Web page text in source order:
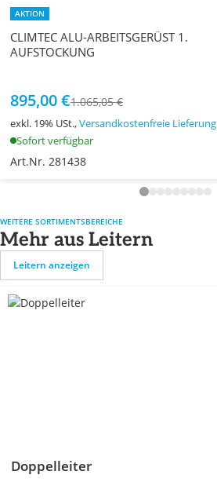
AKTION
CLIMTEC ALU-ARBEITSGERÜST 1.
AUFSTOCKUNG
895,00 €1.065,05 €
exkl. 19% USt.,Versandkostenfreie Lieferung
Sofort verfügbar
Art.Nr. 281438
WEITERE SORTIMENTSBEREICHE
Mehr aus Leitern
Leitern anzeigen
Doppelleiter